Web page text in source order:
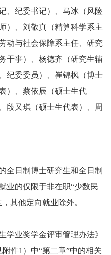
、纪委书记）、马冰（风险
）、刘敬真（精算科学系主
动与社会保障系主任、研究
干事）、杨德齐（研究生辅
纪委委员）、崔锦枫（博士
）、蔡依辰（硕士生代
段又琪（硕士生代表）、周
全日制博士研究生和全日制
业的仅限于非在职“少数民
其他定向就业除外。
学业奖学金评审管理办法》
附件1）中“第二章”中的相关